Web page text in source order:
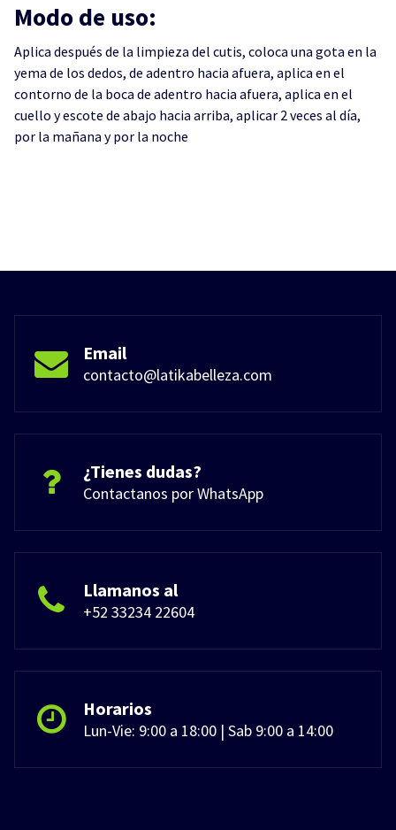
Modo de uso:
Aplica después de la limpieza del cutis, coloca una gota en la
yema de los dedos, de adentro hacia afuera, aplica en el
contorno de la boca de adentro hacia afuera, aplica en el
cuello y escote de abajo hacia arriba, aplicar 2 veces al día,
por la mañana y por la noche
Email
contacto@latikabelleza.com
¿Tienes dudas?
Contactanos por WhatsApp
Llamanos al
+52 33234 22604
Horarios
Lun-Vie: 9:00 a 18:00 | Sab 9:00 a 14:00